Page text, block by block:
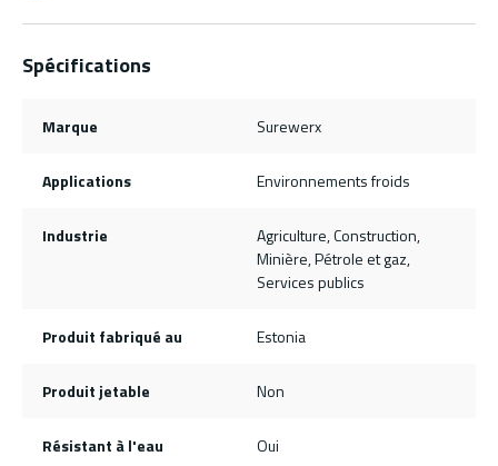
Spécifications
Marque Surewerx
Applications Environnements froids
Industrie
Agriculture, Construction,
Minière, Pétrole et gaz,
Services publics
Produit fabriqué au Estonia
Produit jetable Non
Résistant à l'eau Oui